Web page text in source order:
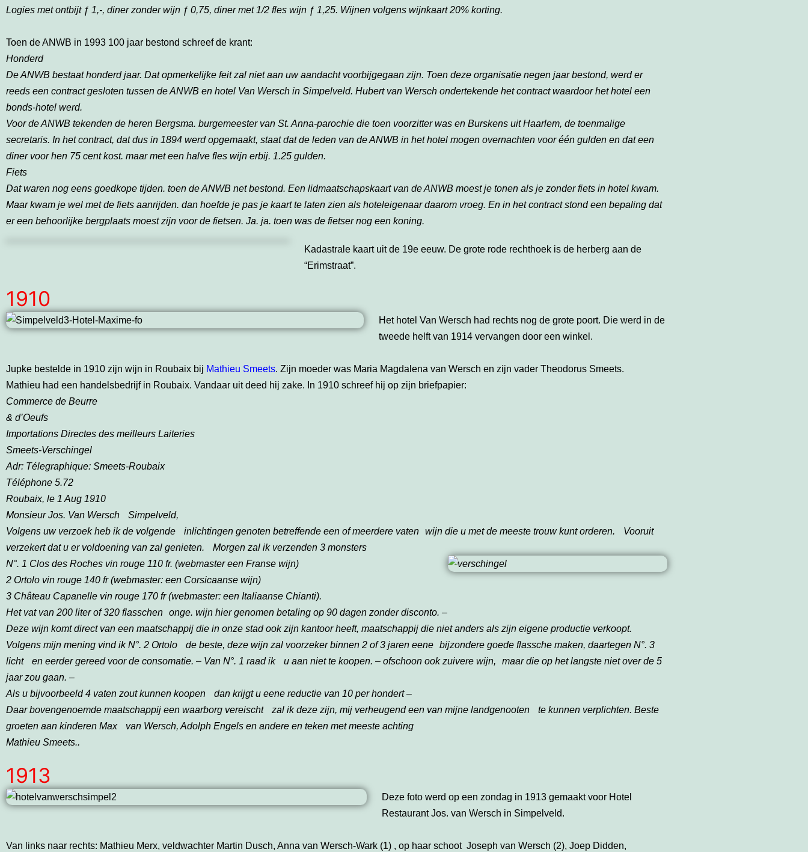
Logies met ontbijt ƒ 1,-, diner zonder wijn ƒ 0,75, diner met 1/2 fles wijn ƒ 1,25. Wijnen volgens wijnkaart 20% korting.
Toen de ANWB in 1993 100 jaar bestond schreef de krant:
Honderd
De ANWB bestaat honderdjaar. Dat opmerkelijke feit zal niet aan uw aandacht voorbijgegaan zijn. Toen deze organisatie negen jaar bestond, werd er
reeds een contract gesloten tussen de ANWB en hotel Van Wersch in Simpelveld. Hubert van Wersch ondertekende het contract waardoor het hotel een
bonds-hotel werd.
Voor deANWB tekenden de heren Bergsma. burgemeester van St. Anna-parochie die toen voorzitter was en Burskens uit Haarlem, de toenmalige
secretaris. In het contract, dat dus in 1894 werd opgemaakt, staat dat de leden van de ANWB in het hotel mogen overnachten voor één gulden en dat een
diner voor hen 75 cent kost. maar met een halve fles wijn erbij. 1.25 gulden.
Fiets
Dat waren nog eens goedkope tijden. toen de ANWB net bestond. Een lidmaatschapskaart van de ANWB moest je tonen als je zonder fiets in hotel kwam.
Maar kwam je wel met de fiets aanrijden. dan hoefde je pas je kaart te laten zien als hoteleigenaar daarom vroeg. En in het contract stond een bepaling dat
er een behoorlijke bergplaats moest zijn voor de fietsen. Ja. ja. toen was de fietser nog een koning.
Kadastrale kaart uit de 19e eeuw. De grote rode rechthoek is de herberg aan de
“Erimstraat”.
1910
Het hotel Van Wersch had rechts nog de grote poort. Die werd in de
tweede helft van 1914 vervangen door een winkel.
Jupke bestelde in 1910 zijn wijn in Roubaix bij Mathieu Smeets. Zijn moeder was Maria Magdalena van Wersch en zijn vader Theodorus Smeets.
Mathieu had een handelsbedrijf in Roubaix. Vandaar uit deed hij zake. In 1910 schreef hij op zijn briefpapier:
Commerce de Beurre
& d’Oeufs
Importations Directes des meilleurs Laiteries
Smeets-Verschingel
Adr: Télegraphique: Smeets-Roubaix
Téléphone 5.72
Roubaix, le 1 Aug 1910
Monsieur Jos. Van Wersch Simpelveld,
Volgens uw verzoek heb ik de volgende inlichtingen genoten betreffende een of meerdere vaten wijn die u met de meeste trouw kunt orderen. Vooruit
verzekert dat u er voldoening van zal genieten. Morgen zal ik verzenden 3 monsters
N°. 1 Clos des Roches vin rouge 110 fr. (webmaster een Franse wijn)
2 Ortolo vin rouge 140 fr (webmaster: een Corsicaanse wijn)
3 Château Capanelle vin rouge 170 fr (webmaster: een Italiaanse Chianti).
Het vat van 200 liter of 320 flasschen onge. wijn hier genomen betaling op 90 dagen zonder disconto. –
Deze wijn komt direct van een maatschappij die in onze stad ook zijn kantoor heeft, maatschappij die niet anders als zijn eigene productie verkoopt.
Volgens mijn mening vind ik N°. 2 Ortolo de beste, deze wijn zal voorzeker binnen 2 of 3 jaren eene bijzondere goede flassche maken, daartegen N°. 3
licht en eerder gereed voor de consomatie. – Van N°. 1 raad ik u aan niet te koopen. – ofschoon ook zuivere wijn, maar die op het langste niet over de 5
jaar zou gaan. –
Als u bijvoorbeeld 4 vaten zout kunnen koopen dan krijgt u eene reductie van 10 per hondert –
Daar bovengenoemde maatschappij een waarborg vereischt zal ik deze zijn, mij verheugend een van mijne landgenooten te kunnen verplichten. Beste
groeten aan kinderen Max van Wersch, Adolph Engels en andere en teken met meeste achting
Mathieu Smeets..
1913
Deze foto werd op een zondag in 1913 gemaakt voor Hotel
Restaurant Jos. van Wersch in Simpelveld.
Van links naar rechts: Mathieu Merx, veldwachter Martin Dusch, Anna van Wersch-Wark (1) , op haar schoot Joseph van Wersch (2), Joep Didden,